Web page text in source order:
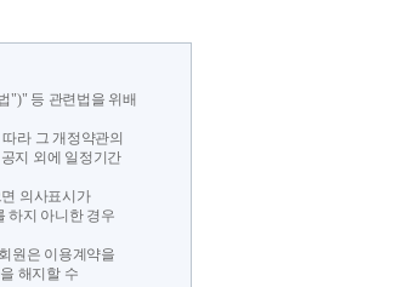
")" 등 관련법을 위배
라 그 개정약관의
지 외에 일정기간
의사표시가
하지 아니한 경우
원은 이용계약을
해지할 수